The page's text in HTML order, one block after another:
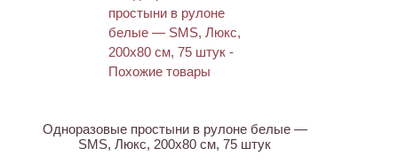
Одноразовые простыни в рулоне белые —
SMS, Люкс, 200х80 см, 75 штук